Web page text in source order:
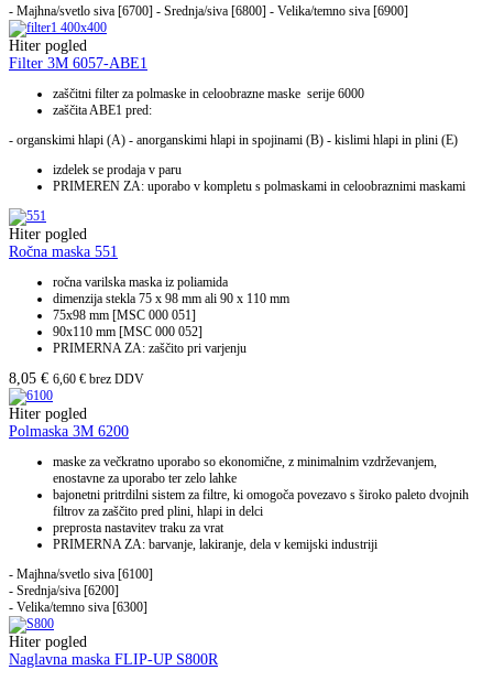
- Majhna/svetlo siva [6700] - Srednja/siva [6800] - Velika/temno siva [6900]
Hiter pogled
Filter 3M 6057-ABE1
zaščitni filter za polmaske in celoobrazne maske serije 6000
zaščita ABE1 pred:
- organskimi hlapi (A) - anorganskimi hlapi in spojinami (B) - kislimi hlapi in plini (E)
izdelek se prodaja v paru
PRIMEREN ZA: uporabo v kompletu s polmaskami in celoobraznimi maskami
Hiter pogled
Ročna maska 551
ročna varilska maska iz poliamida
dimenzija stekla 75 x 98 mm ali 90 x 110 mm
75x98 mm [MSC 000 051]
90x110 mm [MSC 000 052]
PRIMERNA ZA: zaščito pri varjenju
8,05 € 6,60 € brez DDV
Hiter pogled
Polmaska 3M 6200
maske za večkratno uporabo so ekonomične, z minimalnim vzdrževanjem,
enostavne za uporabo ter zelo lahke
bajonetni pritrdilni sistem za filtre, ki omogoča povezavo s široko paleto dvojnih
filtrov za zaščito pred plini, hlapi in delci
preprosta nastavitev traku za vrat
PRIMERNA ZA: barvanje, lakiranje, dela v kemijski industriji
- Majhna/svetlo siva [6100]
- Srednja/siva [6200]
- Velika/temno siva [6300]
Hiter pogled
Naglavna maska FLIP-UP S800R